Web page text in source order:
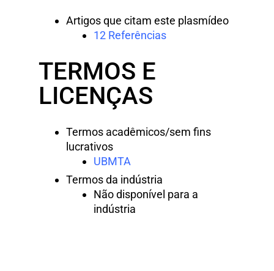
Artigos que citam este plasmídeo
12 Referências
TERMOS E
LICENÇAS
Termos acadêmicos/sem fins
lucrativos
UBMTA
Termos da indústria
Não disponível para a
indústria